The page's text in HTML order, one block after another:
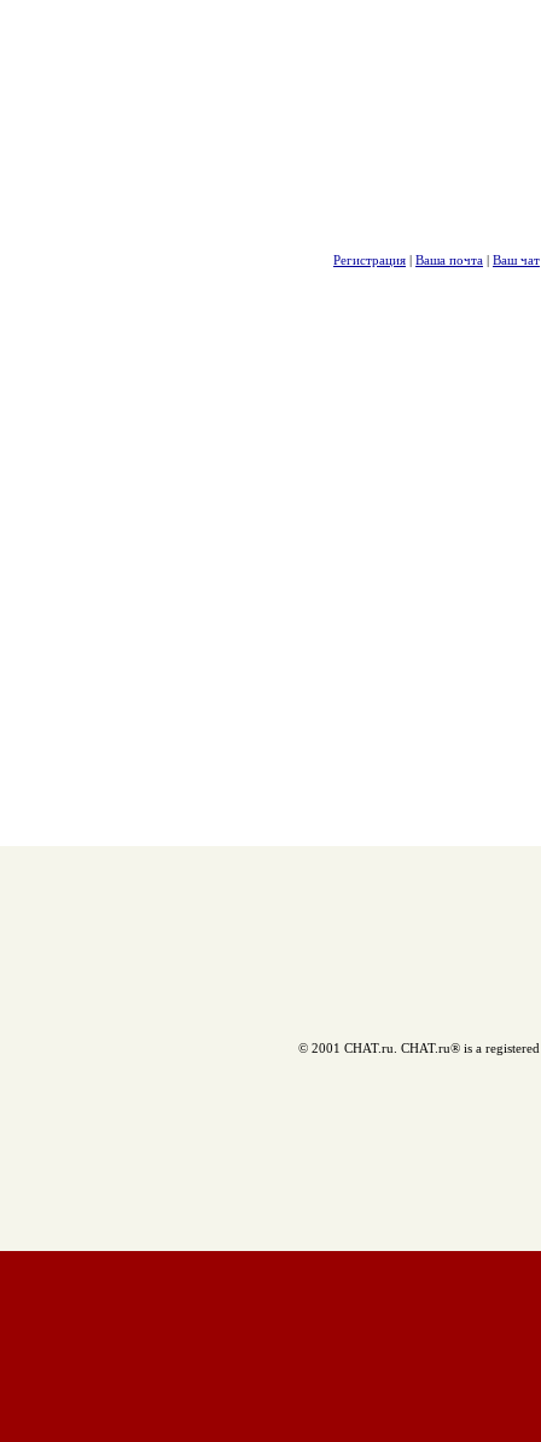
Регистрация | Ваша почта | Ваш чат
© 2001 CHAT.ru. CHAT.ru® is a